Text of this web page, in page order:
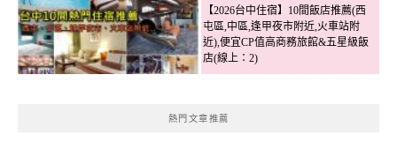
【2026台中住宿】10間飯店推薦(西
屯區,中區,逢甲夜市附近,火車站附
近),便宜CP值高商務旅館&五星級飯
店(線上：2)
熱門文章推薦